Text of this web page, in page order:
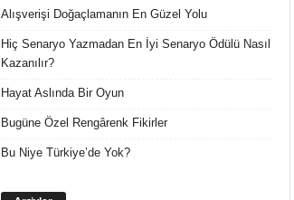
Alışverişi Doğaçlamanın En Güzel Yolu
Hiç Senaryo Yazmadan En İyi Senaryo Ödülü Nasıl
Kazanılır?
Hayat Aslında Bir Oyun
Bugüne Özel Rengârenk Fikirler
Bu Niye Türkiye’de Yok?